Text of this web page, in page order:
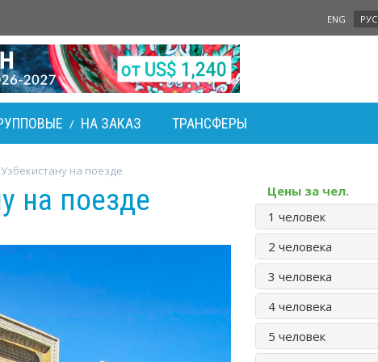
ENG РУС
/ НА ЗАКАЗ ТРАНСФЕРЫ
на поезде
на поезде Цены за чел.
1 человек
2 человека
3 человека
4 человека
5 человек